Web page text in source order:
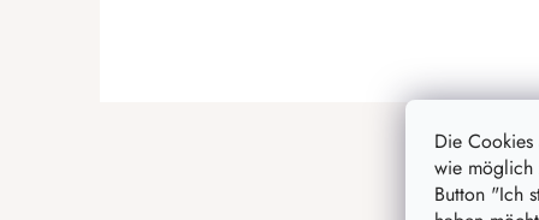
Die
wie möglich
Button "Ich